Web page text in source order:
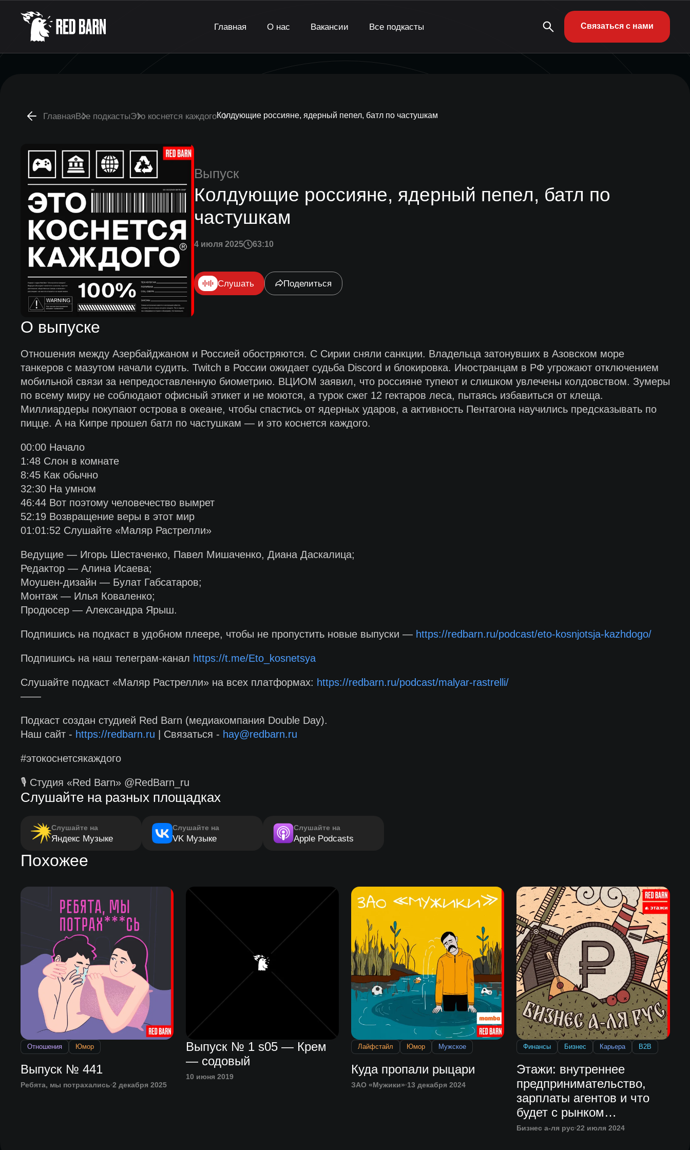
Главная О нас Вакансии Все подкасты Связаться с нами
ГлавнаяВсе подкастыЭто коснется каждогоКолдующие россияне, ядерный пепел, батл по частушкам
Выпуск
Колдующие россияне, ядерный пепел, батл по
частушкам
4 июля 2025 63:10
Слушать Поделиться
О выпуске
Отношения между Азербайджаном и Россией обостряются. С Сирии сняли санкции. Владельца затонувших в Азовском море
танкеров с мазутом начали судить. Twitch в России ожидает судьба Discord и блокировка. Иностранцам в РФ угрожают отключением
мобильной связи за непредоставленную биометрию. ВЦИОМ заявил, что россияне тупеют и слишком увлечены колдовством. Зумеры
по всему миру не соблюдают офисный этикет и не моются, а турок сжег 12 гектаров леса, пытаясь избавиться от клеща.
Миллиардеры покупают острова в океане, чтобы спастись от ядерных ударов, а активность Пентагона научились предсказывать по
пицце. А на Кипре прошел батл по частушкам — и это коснется каждого.
00:00 Начало
1:48 Слон в комнате
8:45 Как обычно
32:30 На умном
46:44 Вот поэтому человечество вымрет
52:19 Возвращение веры в этот мир
01:01:52 Слушайте «Маляр Растрелли»
Ведущие — Игорь Шестаченко, Павел Мишаченко, Диана Даскалица;
Редактор — Алина Исаева;
Моушен-дизайн — Булат Габсатаров;
Монтаж — Илья Коваленко;
Продюсер — Александра Ярыш.
Подпишись на подкаст в удобном плеере, чтобы не пропустить новые выпуски — https://redbarn.ru/podcast/eto-kosnjotsja-kazhdogo/
Подпишись на наш телеграм-канал https://t.me/Eto_kosnetsya
Слушайте подкаст «Маляр Растрелли» на всех платформах: https://redbarn.ru/podcast/malyar-rastrelli/
——
Подкаст создан студией Red Barn (медиакомпания Double Day).
Наш сайт - https://redbarn.ru | Связаться - hay@redbarn.ru
#этокоснетсякаждого
🎙 Студия «Red Barn» @RedBarn_ru
Слушайте на разных площадках
Слушайте на
Яндекс Музыке
Слушайте на
VK Музыке
Слушайте на
Apple Podcasts
Похожее
Отношения Юмор
Выпуск № 441
Ребята, мы потрахались 2 декабря 2025
Выпуск № 1 s05 — Крем
— содовый
10 июня 2019
Лайфстайл Юмор Мужское
Куда пропали рыцари
ЗАО «Мужики» 13 декабря 2024
Финансы Бизнес Карьера B2B
Этажи: внутреннее
предпринимательство,
зарплаты агентов и что
будет с рынком
недвижимости
Бизнес а-ля рус 22 июля 2024